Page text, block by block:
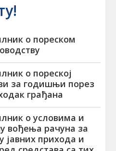
о пореском
о пореској
за годишњи порез
грађана
о условима и
вођења рачуна за
јавних прихода и